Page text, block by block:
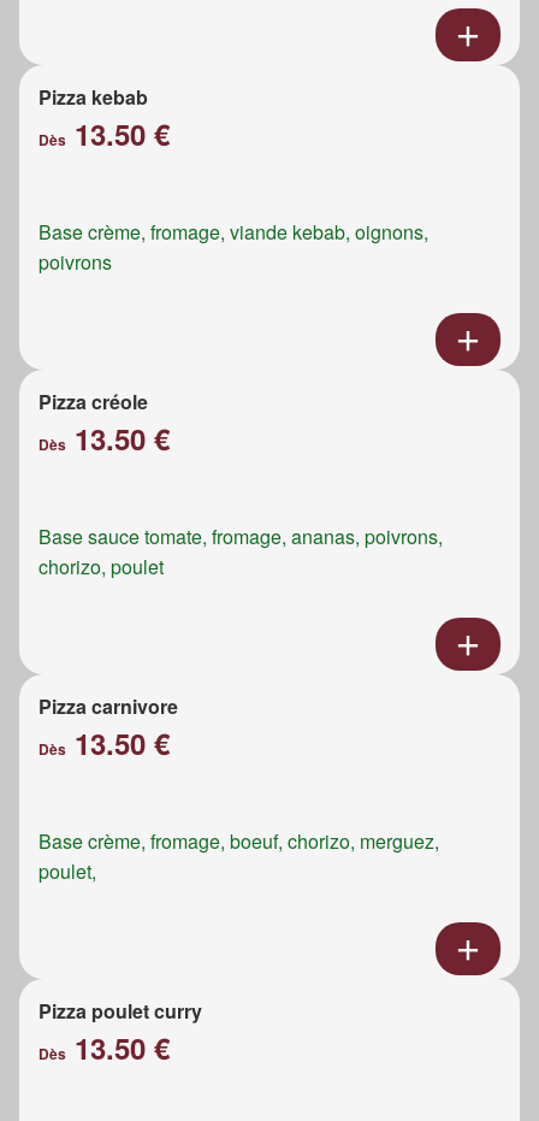
Pizza kebab
Dès 13.50 €
Base crème, fromage, viande kebab, oignons,
poivrons
Pizza créole
Dès 13.50 €
Base sauce tomate, fromage, ananas, poivrons,
chorizo, poulet
Pizza carnivore
Dès 13.50 €
Base crème, fromage, boeuf, chorizo, merguez,
poulet,
Pizza poulet curry
Dès 13.50 €